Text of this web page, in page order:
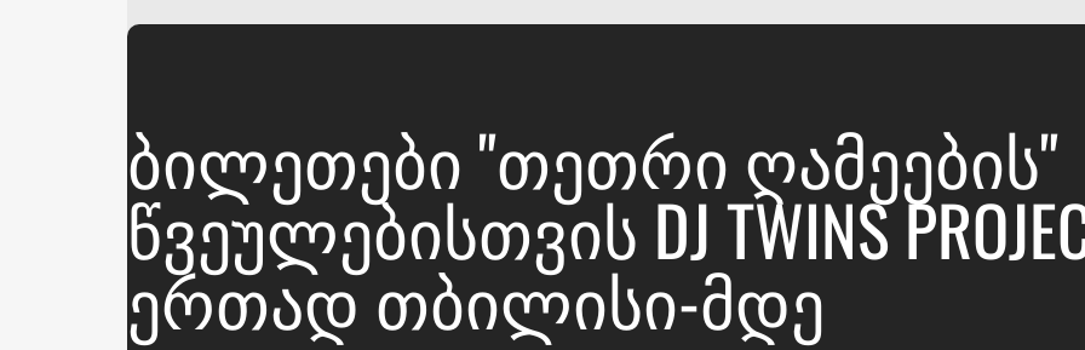
ᲑᲘᲚᲔᲗᲔᲑᲘ "ᲗᲔᲗᲠᲘ ᲦᲐᲛᲔᲔᲑᲘᲡ"
ᲬᲕᲔᲣᲚᲔᲑᲘᲡᲗᲕᲘᲡ DJ TWINS
ᲔᲠᲗᲐᲓ ᲗᲑᲘᲚᲘᲡᲘ-ᲛᲓᲔ